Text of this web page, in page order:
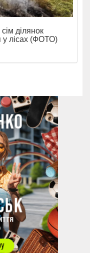
ділянок
у лісах (ФОТО)